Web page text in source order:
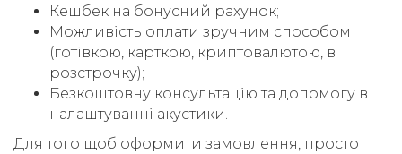
Кешбек на бонусний рахунок;
Можливість оплати зручним способом
(готівкою, карткою, криптовалютою, в
розстрочку);
Безкоштовну консультацію та допомогу в
налаштуванні акустики.
Для того щоб оформити замовлення, просто